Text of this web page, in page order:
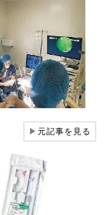
▶元記事を見る